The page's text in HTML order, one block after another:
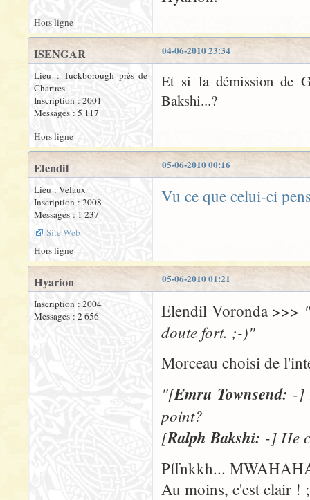
Hors ligne
04-06-2010 23:34
ISENGAR
Lieu : Tuckborough près de
Chartres
Inscription : 2001
Messages : 5 117
Et si la démission de
Bakshi...?
Hors ligne
05-06-2010 00:16
Elendil
Lieu : Velaux
Inscription : 2008
Messages : 1 237
Site Web
Vu ce que celui-ci
Hors ligne
05-06-2010 01:21
Hyarion
Inscription : 2004
Messages : 2 656
Elendil Voronda >>> "
doute fort. ;-)"
Morceau choisi de
"[Emru Townsend: -]
point?
[Ralph Bakshi: -] He
Pffnkkh...
Au moins, c'est clair !